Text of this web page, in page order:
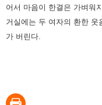
어서 마음이 한결은 가벼워
거실에는 두 여자의 환한 웃
가 버린다.